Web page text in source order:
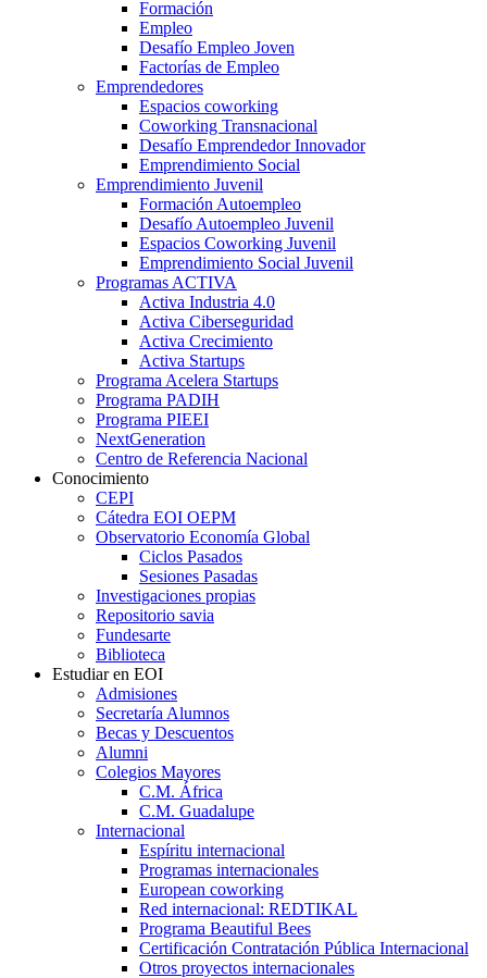
Formación
Empleo
Desafío Empleo Joven
Factorías de Empleo
Emprendedores
Espacios coworking
Coworking Transnacional
Desafío Emprendedor Innovador
Emprendimiento Social
Emprendimiento Juvenil
Formación Autoempleo
Desafío Autoempleo Juvenil
Espacios Coworking Juvenil
Emprendimiento Social Juvenil
Programas ACTIVA
Activa Industria 4.0
Activa Ciberseguridad
Activa Crecimiento
Activa Startups
Programa Acelera Startups
Programa PADIH
Programa PIEEI
NextGeneration
Centro de Referencia Nacional
Conocimiento
CEPI
Cátedra EOI OEPM
Observatorio Economía Global
Ciclos Pasados
Sesiones Pasadas
Investigaciones propias
Repositorio savia
Fundesarte
Biblioteca
Estudiar en EOI
Admisiones
Secretaría Alumnos
Becas y Descuentos
Alumni
Colegios Mayores
C.M. África
C.M. Guadalupe
Internacional
Espíritu internacional
Programas internacionales
European coworking
Red internacional: REDTIKAL
Programa Beautiful Bees
Certificación Contratación Pública Internacional
Otros proyectos internacionales